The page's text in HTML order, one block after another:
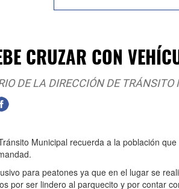
CRUZAR CON
DE LA DIRECCIÓN DE
Municipal recuerda a la población
para peatones ya que en el lugar se
por ser lindero al parquecito y por contar